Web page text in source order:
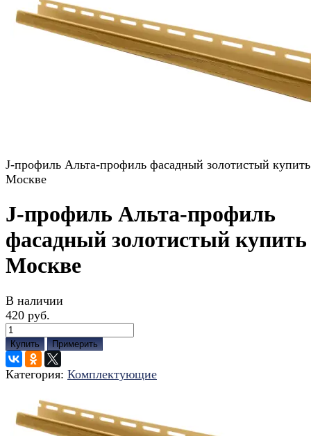
J-профиль Альта-профиль фасадный золотистый
Москве
J-профиль Альта-профиль
фасадный золотистый купить
Москве
В наличии
420 руб.
Купить Примерить
Категория: Комплектующие